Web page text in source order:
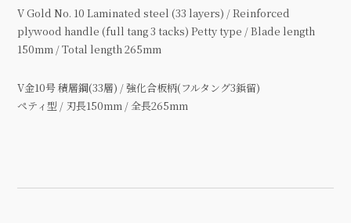
V Gold No. 10 Laminated steel (33 layers) / Reinforced
plywood handle (full tang 3 tacks) Petty type / Blade length
150mm / Total length 265mm
V金10号 積層鋼(33層) / 強化合板柄(フルタング3鋲留)
ペティ型 / 刃長150mm / 全長265mm